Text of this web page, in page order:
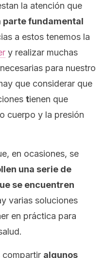
la atención que
parte fundamental
a estos tenemos la
y realizar muchas
para nuestro
que considerar que
tienen que
cuerpo y la presión
en ocasiones, se
una serie de
se encuentren
varias soluciones
en práctica para
compartir algunos